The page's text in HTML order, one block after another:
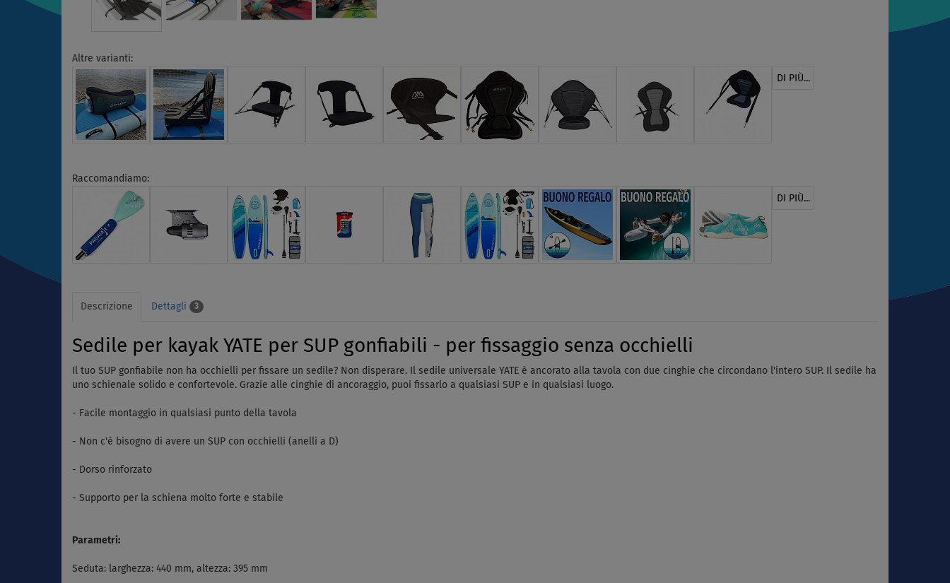
Altre varianti:
DI PIÙ...
Raccomandiamo:
DI PIÙ...
Descrizione Dettagli 3
Sedile per kayak YATE per SUP gonfiabili - per fissaggio senza occhielli
Il tuo SUP gonfiabile non ha occhielli per fissare un sedile? Non disperare. Il sedile universale YATE è ancorato alla tavola con due cinghie che circondano l'intero SUP. Il sedile ha
uno schienale solido e confortevole. Grazie alle cinghie di ancoraggio, puoi fissarlo a qualsiasi SUP e in qualsiasi luogo.
- Facile montaggio in qualsiasi punto della tavola
- Non c'è bisogno di avere un SUP con occhielli (anelli a D)
- Dorso rinforzato
- Supporto per la schiena molto forte e stabile
Parametri:
Seduta: larghezza: 440 mm, altezza: 395 mm